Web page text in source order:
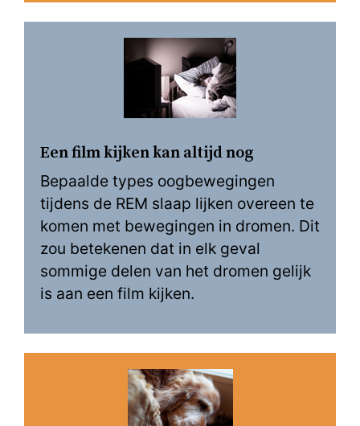
Een film kijken kan altijd nog
Bepaalde types oogbewegingen
tijdens de REM slaap lijken overeen te
komen met bewegingen in dromen. Dit
zou betekenen dat in elk geval
sommige delen van het dromen gelijk
is aan een film kijken.